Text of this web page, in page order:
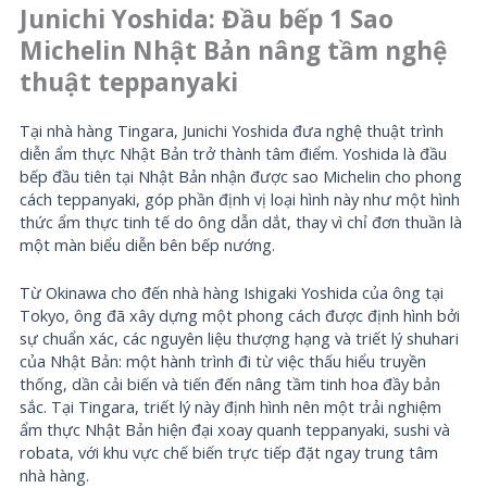
Junichi Yoshida:Đầu bếp 1 Sao
Michelin Nhật Bản nâng tầm nghệ
thuật teppanyaki
Tại nhà hàng Tingara, Junichi Yoshida đưa nghệ thuật trình
diễn ẩm thực Nhật Bản trở thành tâm điểm. Yoshida là đầu
bếp đầu tiên tại Nhật Bản nhận được sao Michelin cho phong
cách teppanyaki, góp phần định vị loại hình này như một hình
thức ẩm thực tinh tế do ông dẫn dắt, thay vì chỉ đơn thuần là
một màn biểu diễn bên bếp nướng.
Từ Okinawa cho đến nhà hàng Ishigaki Yoshida của ông tại
Tokyo, ông đã xây dựng một phong cách được định hình bởi
sự chuẩn xác, các nguyên liệu thượng hạng và triết lý shuhari
của Nhật Bản: một hành trình đi từ việc thấu hiểu truyền
thống, dần cải biến và tiến đến nâng tầm tinh hoa đầy bản
sắc. Tại Tingara, triết lý này định hình nên một trải nghiệm
ẩm thực Nhật Bản hiện đại xoay quanh teppanyaki, sushi và
robata, với khu vực chế biến trực tiếp đặt ngay trung tâm
nhà hàng.